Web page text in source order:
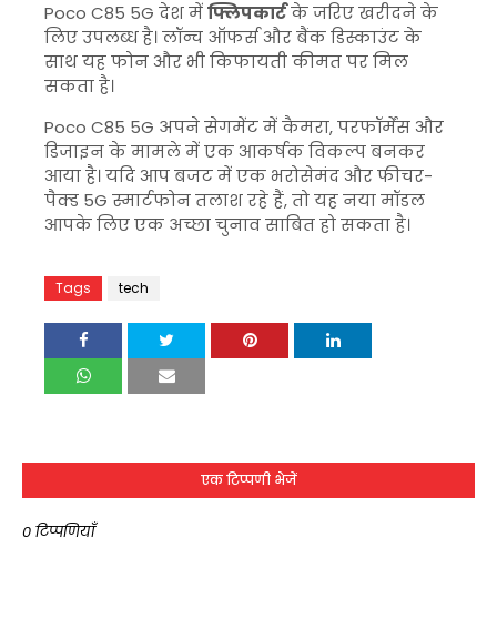
Poco C85 5G देश मेंफ्लिपकार्टके जरिए खरीदने के
लिए उपलब्ध है। लॉन्च ऑफर्स और बैंक डिस्काउंट के
साथ यह फोन और भी किफायती कीमत पर मिल
सकता है।
Poco C85 5G अपने सेगमेंट में कैमरा, परफॉर्मेंस और
डिजाइन के मामले में एक आकर्षक विकल्प बनकर
आया है। यदि आप बजट में एक भरोसेमंद और फीचर-
पैक्ड 5G स्मार्टफोन तलाश रहे हैं, तो यह नया मॉडल
आपके लिए एक अच्छा चुनाव साबित हो सकता है।
Tags tech
एक टिप्पणी भेजें
0 टिप्पणियाँ